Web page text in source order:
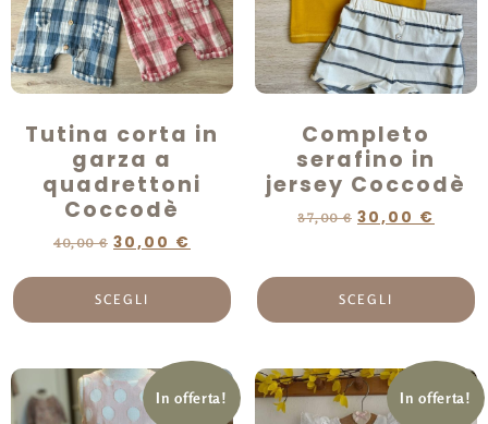
Tutina corta in
garza a
quadrettoni
Coccodè
40,00€ 30,00 €
SCEGLI
Completo
serafino in
jersey Coccodè
37,00€ 30,00 €
SCEGLI
In offerta! In offerta!